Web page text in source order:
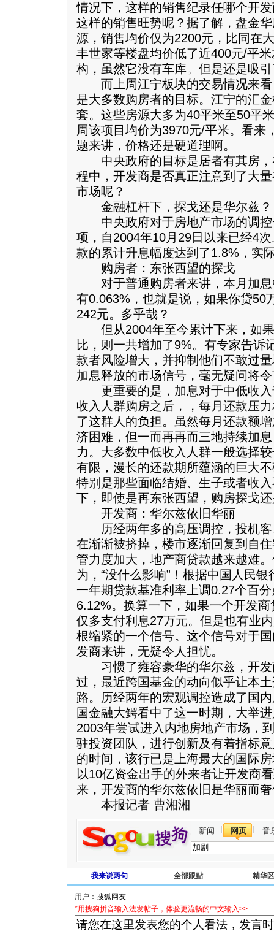
情况下，这样的销售纪录任哪个开
这样的销售旺势呢？据了解，盘金
源，销售均价仅为2200元，比同在
丰世家等楼盘均价低了近400元/平
构，虽然它没有车库。但是还是吸
而上周江宁板块的交易情况来看
是大多数购房者的目标。江宁的汇
套。这些房源大多为40平米至50平
周该项目均价为3970元/平米。看来
题来讲，价格还是硬道理啊。
中央政府的目标是居者有其房，
程中，开发商是否真正注意到了大
市场呢？
金融杠杆下，探戈还是华尔兹？
中央政府对于房地产市场的调控
项，自2004年10月29日以来已经4
款的累计升息幅度达到了1.8%，实
购房者：东张西望的探戈
对于普通购房者来讲，本月加息
有0.063%，也就是说，如果你贷50
242元。多乎哉？
但从2004年至今累计下来，如果
比，则一共增加了9%。有专家告诉
款者风险增大，并抑制他们不敢过
加息释放的市场信号，毫无疑问将
更重要的是，加息对于中低收入
收入人群购房之后，，每月还款压
了这群人的负担。虽然每月还款额
济困难，但一而再再而三地持续加
力。大多数中低收入人群一般选择
有限，漫长的还款期所蕴涵的巨大
特别是那些面临结婚、生子或者收
下，即使是再东张西望，购房探戈
开发商：华尔兹依旧华丽
历经两年多的高压调控，投机客
在渐渐被挤掉，楼市逐渐回复到自
管力度加大，地产商贷款越来越难
为，“没什么影响”！根据中国人民
一年期贷款基准利率上调0.27个百
6.12%。换算一下，如果一个开发
仅多支付利息27万元。但是也有业
根缩紧的一个信号。这个信号对于
发商来讲，无疑令人担忧。
习惯了雍容豪华的华尔兹，开发
过，最近跨国基金的动向似乎让本
路。历经两年的宏观调控造成了国
国金融大鳄看中了这一时期，大举
2003年尝试进入内地房地产市场，
驻投资团队，进行创新及有着指标
的时间，该行已是上海最大的国际
以10亿资金出手的外来者让开发商
来，开发商的华尔兹依旧是华丽而
本报记者 曹湘湘
新闻 网页 音
我来说两句 全部跟贴 精华区
用户：
*用搜狗拼音输入法发帖子，体验更流畅的中文输入>>